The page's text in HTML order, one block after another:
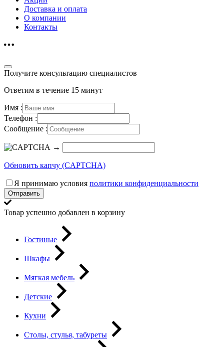
Доставка и оплата
О компании
Контакты
Получите консультацию специалистов
Ответим в течение 15 минут
Имя :
Телефон :
Сообщение :
→
Обновить капчу (CAPTCHA)
Я принимаю условия политики конфиденциальности
Отправить
Товар успешно добавлен в корзину
Гостиные
Шкафы
Мягкая мебель
Детские
Кухни
Столы, стулья, табуреты